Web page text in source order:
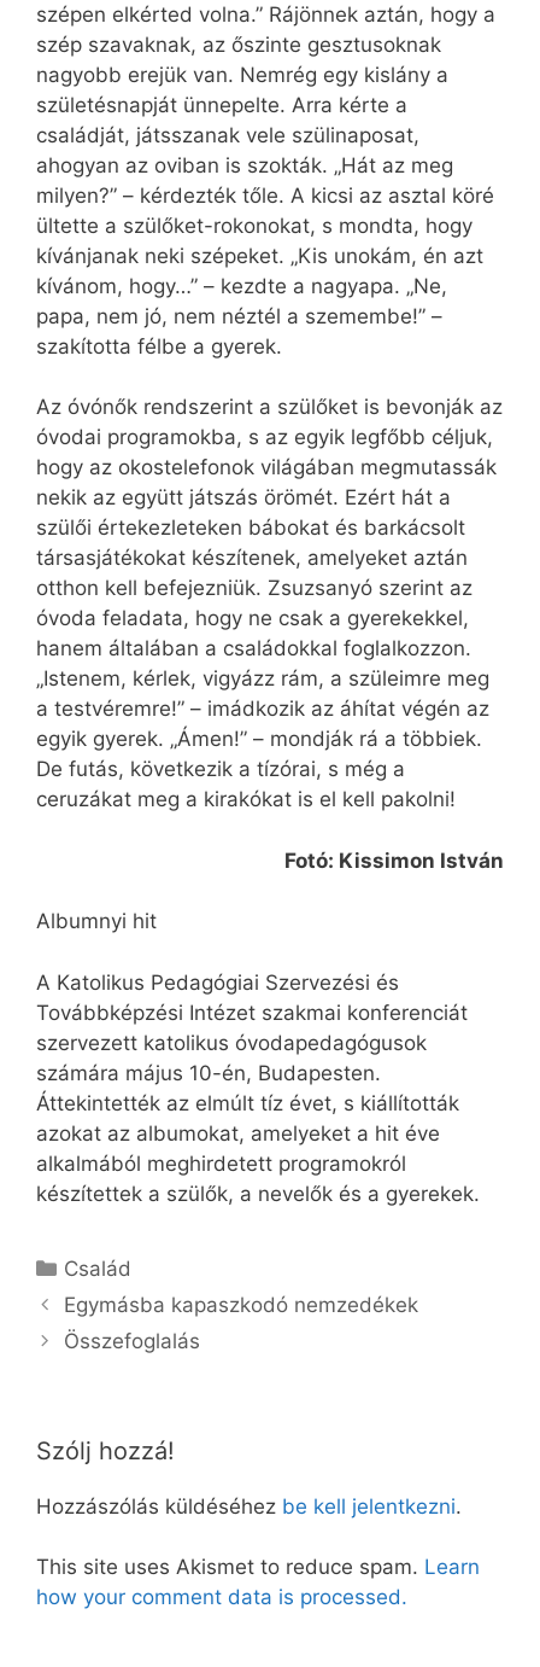
szépen elkérted volna.” Rájönnek aztán, hogy a
szép szavaknak, az őszinte gesztusoknak
nagyobb erejük van. Nemrég egy kislány a
születésnapját ünnepelte. Arra kérte a
családját, játsszanak vele szülinaposat,
ahogyan az oviban is szokták. „Hát az meg
milyen?” – kérdezték tőle. A kicsi az asztal köré
ültette a szülőket-rokonokat, s mondta, hogy
kívánjanak neki szépeket. „Kis unokám, én azt
kívánom, hogy…” – kezdte a nagyapa. „Ne,
papa, nem jó, nem néztél a szemembe!” –
szakította félbe a gyerek.
Az óvónők rendszerint a szülőket is bevonják az
óvodai programokba, s az egyik legfőbb céljuk,
hogy az okostelefonok világában megmutassák
nekik az együtt játszás örömét. Ezért hát a
szülői értekezleteken bábokat és barkácsolt
társasjátékokat készítenek, amelyeket aztán
otthon kell befejezniük. Zsuzsanyó szerint az
óvoda feladata, hogy ne csak a gyerekekkel,
hanem általában a családokkal foglalkozzon.
„Istenem, kérlek, vigyázz rám, a szüleimre meg
a testvéremre!” – imádkozik az áhítat végén az
egyik gyerek. „Ámen!” – mondják rá a többiek.
De futás, következik a tízórai, s még a
ceruzákat meg a kirakókat is el kell pakolni!
Fotó: Kissimon István
Albumnyi hit
A Katolikus Pedagógiai Szervezési és
Továbbképzési Intézet szakmai konferenciát
szervezett katolikus óvodapedagógusok
számára május 10-én, Budapesten.
Áttekintették az elmúlt tíz évet, s kiállították
azokat az albumokat, amelyeket a hit éve
alkalmából meghirdetett programokról
készítettek a szülők, a nevelők és a gyerekek.
Kategória
Család
Egymásba kapaszkodó nemzedékek
Összefoglalás
Szólj hozzá!
Hozzászólás küldéséhez be kell jelentkezni.
This site uses Akismet to reduce spam. Learn
how your comment data is processed.